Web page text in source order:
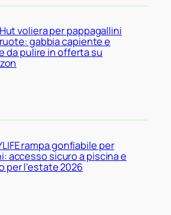
voliera per pappagallini
gabbia capiente e
da pulire in offerta su
rampa gonfiabile per
accesso sicuro a piscina e
per l’estate 2026